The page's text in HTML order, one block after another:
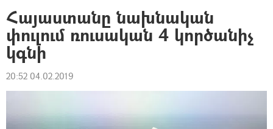
Հայաստանը նախնական
փուլում ռուսական 4 կործանիչ
կգնի
20:52 04.02.2019